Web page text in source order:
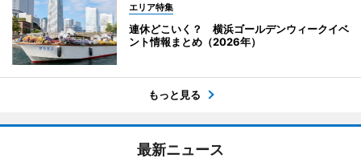
エリア特集
連休どこいく？ 横浜ゴールデンウィークイベ
ント情報まとめ（2026年）
もっと見る
最新ニュース